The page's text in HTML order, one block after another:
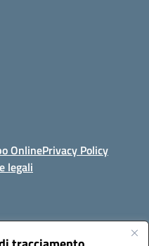
OnlinePrivacy Policy
legali